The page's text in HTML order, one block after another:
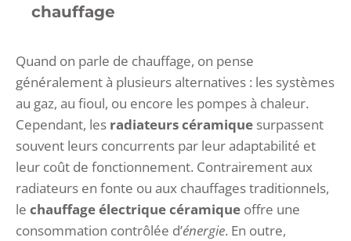
chauffage
Quand on parle de chauffage, on pense
généralement à plusieurs alternatives : les systèmes
au gaz, au fioul, ou encore les pompes à chaleur.
Cependant, les radiateurs céramique surpassent
souvent leurs concurrents par leur adaptabilité et
leur coût de fonctionnement. Contrairement aux
radiateurs en fonte ou aux chauffages traditionnels,
le chauffage électrique céramique offre une
consommation contrôlée d’énergie. En outre,